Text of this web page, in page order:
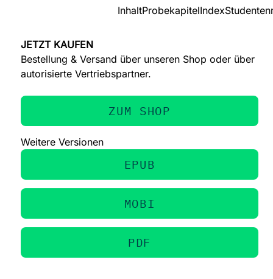
InhaltProbekapitelIndex
JETZT KAUFEN
Bestellung & Versand über unseren Shop oder über
autorisierte Vertriebspartner.
ZUM SHOP
Weitere Versionen
EPUB
MOBI
PDF